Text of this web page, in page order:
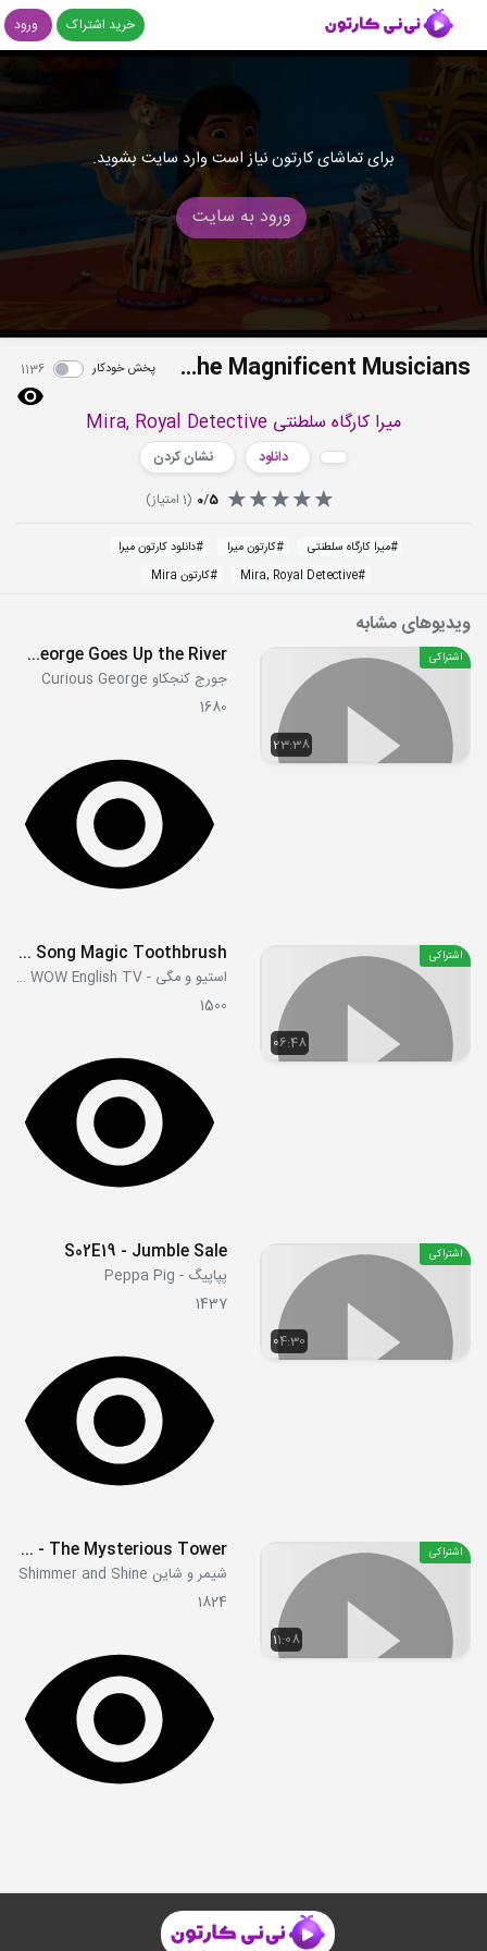
خرید اشتراک ورود
برای تماشای کارتون نیاز است وارد سایت بشوید.
ورود به سایت
S01E15b - The Mystery of the Magnificent Musicians پخش خودکار 1136
میرا کارگاه سلطنتی Mira, Royal Detective
دانلود
نشان کردن
0/5
(
1 امتیاز)
#میرا کارگاه سلطنتی #کارتون میرا #دانلود کارتون میرا
#
Mira, Royal Detective
#کارتون Mira
ویدیوهای مشابه
23:38
اشتراکی S01E07 - Curious George Door Monkey - Curious George Goes Up the River
جورج کنجکاو Curious George
1680
06:48
اشتراکی Brush Your Teeth Story and Song Magic Toothbrush
استیو و مگی - Steve and Maggie WOW English TV
1500
04:30
اشتراکی S02E19 - Jumble Sale
پپاپیگ - Peppa Pig
1437
11:08
اشتراکی S2E38 - The Mysterious Tower
شیمر و شاین Shimmer and Shine
1824